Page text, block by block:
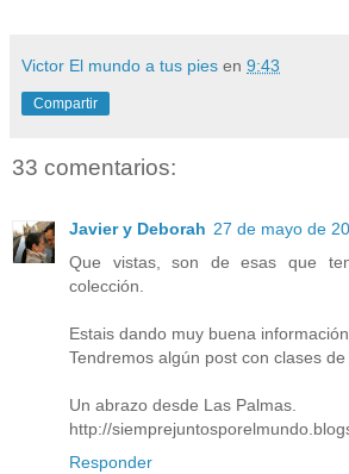
Victor El mundo a tus pies en 9:43
Compartir
33 comentarios:
Javier y Deborah 27 de mayo de
Que vistas, son de esas que
colección.
Estais dando muy buena
Tendremos algún post con clases
Un abrazo desde Las Palmas.
http://
Responder